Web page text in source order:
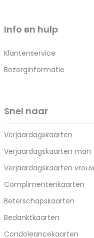
Info en hulp
Klantenservice
Bezorginformatie
Snel naar
Verjaardagskaarten
Verjaardagskaarten man
Verjaardagskaarten
Complimentenkaarten
Beterschapskaarten
Bedanktkaarten
Condoleancekaarten